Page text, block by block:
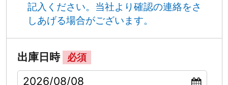
記入ください。 当社より確認の連絡をさ
しあげる場合がございます。
出庫日時 必須